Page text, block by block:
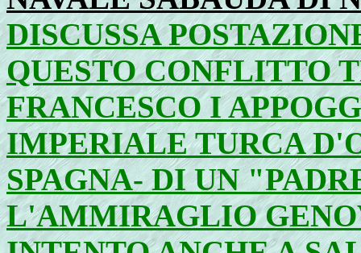
DISCUSSA
QUESTO CONFLITTO
FRANCESCO I
IMPERIALE TURCA
SPAGNA- DI UN
L'AMMIRAGLIO